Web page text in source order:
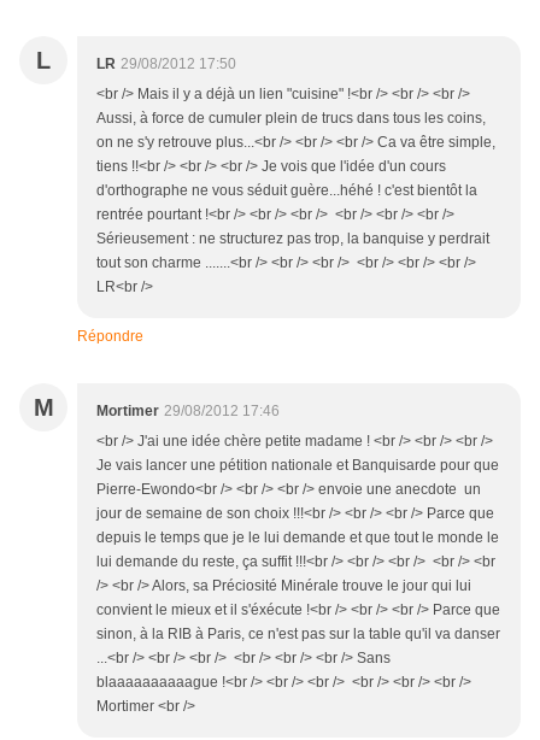
L LR 29/08/2012 17:50
<br /> Mais il y a déjà un lien "cuisine" !<br /> <br /> <br />
Aussi, à force de cumuler plein de trucs dans tous les coins,
on ne s'y retrouve plus...<br /> <br /> <br /> Ca va être simple,
tiens !!<br /> <br /> <br /> Je vois que l'idée d'un cours
d'orthographe ne vous séduit guère...héhé ! c'est bientôt la
rentrée pourtant !<br /> <br /> <br /> <br /> <br /> <br />
Sérieusement : ne structurez pas trop, la banquise y perdrait
tout son charme .......<br /> <br /> <br /> <br /> <br /> <br />
LR<br />
Répondre
M Mortimer 29/08/2012 17:46
<br /> J'ai une idée chère petite madame ! <br /> <br /> <br />
Je vais lancer une pétition nationale et Banquisarde pour que
Pierre-Ewondo<br /> <br /> <br /> envoie une anecdote un
jour de semaine de son choix !!!<br /> <br /> <br /> Parce que
depuis le temps que je le lui demande et que tout le monde le
lui demande du reste, ça suffit !!!<br /> <br /> <br /> <br /> <br
/> <br /> Alors, sa Préciosité Minérale trouve le jour qui lui
convient le mieux et il s'éxécute !<br /> <br /> <br /> Parce que
sinon, à la RIB à Paris, ce n'est pas sur la table qu'il va danser
...<br /> <br /> <br /> <br /> <br /> <br /> Sans
blaaaaaaaaaague !<br /> <br /> <br /> <br /> <br /> <br />
Mortimer <br />